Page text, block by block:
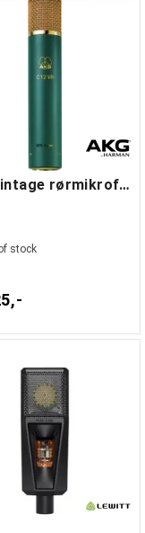
AKG vintage rørmikrofon inkl. psu
stock